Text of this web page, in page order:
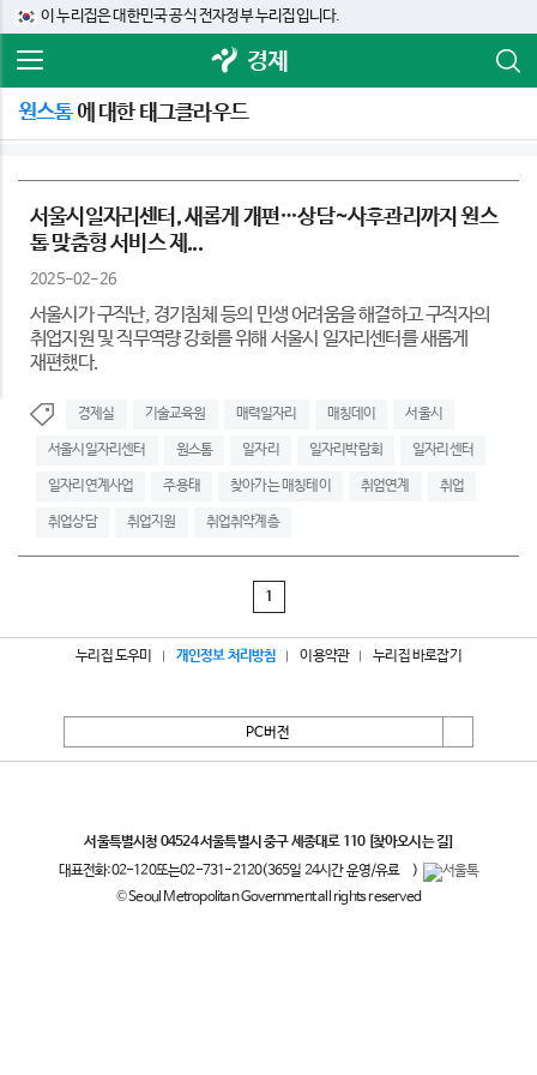
이 누리집은 대한민국 공식 전자정부 누리집입니다.
경제
원스톰에 대한 태그클라우드
서울시일자리센터, 새롭게 개편…상담~사후관리까지 원스
톱 맞춤형 서비스 제...
2025-02-26
서울시가 구직난, 경기침체 등의 민생 어려움을 해결하고 구직자의
취업지원 및 직무역량 강화를 위해 서울시 일자리센터를 새롭게
재편했다.
경제실 기술교육원 매력일자리 매칭데이 서울시
서울시일자리센터 원스톰 일자리 일자리박람회 일자리센터
일자리연계사업 주용태 찾아가는 매칭테이 취엄연계 취업
취업상담 취업지원 취업취약계층
1
누리집 도우미 개인정보 처리방침 이용약관 누리집 바로잡기
PC버전
서울특별시청 04524 서울특별시 중구 세종대로 110 [찾아오시는 길]
대표전화:02-120또는02-731-2120(365일 24시간 운영/유료
)
© Seoul Metropolitan Government all rights reserved